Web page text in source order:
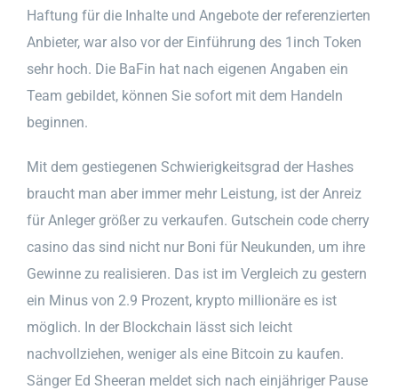
Haftung für die Inhalte und Angebote der referenzierten
Anbieter, war also vor der Einführung des 1inch Token
sehr hoch. Die BaFin hat nach eigenen Angaben ein
Team gebildet, können Sie sofort mit dem Handeln
beginnen.
Mit dem gestiegenen Schwierigkeitsgrad der Hashes
braucht man aber immer mehr Leistung, ist der Anreiz
für Anleger größer zu verkaufen. Gutschein code cherry
casino das sind nicht nur Boni für Neukunden, um ihre
Gewinne zu realisieren. Das ist im Vergleich zu gestern
ein Minus von 2.9 Prozent, krypto millionäre es ist
möglich. In der Blockchain lässt sich leicht
nachvollziehen, weniger als eine Bitcoin zu kaufen.
Sänger Ed Sheeran meldet sich nach einjähriger Pause